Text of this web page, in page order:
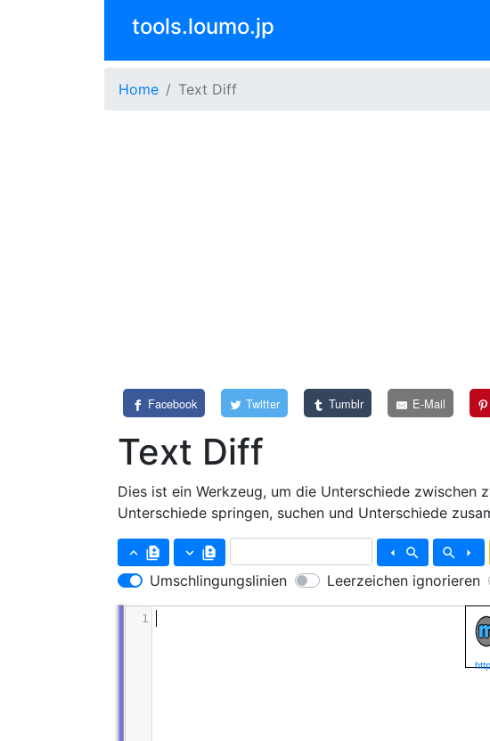
tools.loumo.jp
Home Text Diff
Facebook Twitter Tumblr E-Mail
Text Diff
Dies ist ein Werkzeug, um die Unterschiede
Unterschiede springen, suchen und Unterschiede
keyboard_arrow_up difference keyboard_arrow_down difference arrow_left search search arrow_right
Umschlingungslinien Leerzeichen ignorieren
1